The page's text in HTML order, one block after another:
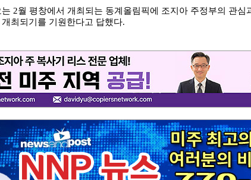
2월 평창에서 개최되는 동계올림픽에 조지아 주정부의 관
최되기를 기원한다고 답했다.